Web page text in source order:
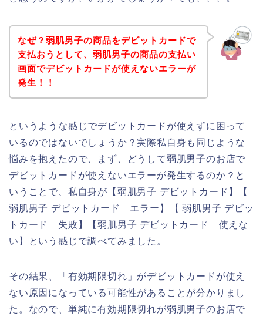
なぜ？弱肌男子の商品をデビットカードで
支払おうとして、弱肌男子の商品の支払い
画面でデビットカードが使えないエラーが
発生！！
というような感じでデビットカードが使えずに困って
いるのではないでしょうか？実際私自身も同じような
悩みを抱えたので、まず、どうして弱肌男子のお店で
デビットカードが使えないエラーが発生するのか？と
いうことで、私自身が【弱肌男子 デビットカード】【
弱肌男子 デビットカード エラー】【 弱肌男子 デビッ
トカード 失敗】【弱肌男子 デビットカード 使えな
い】という感じで調べてみました。
その結果、「有効期限切れ」がデビットカードが使え
ない原因になっている可能性があることが分かりまし
た。なので、単純に有効期限切れが弱肌男子のお店で